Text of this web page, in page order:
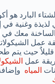
البارد هو
لذيذة وغنية
الساخنة معك
عمل
قليلاٌ حيث يتم
عمل
المياه